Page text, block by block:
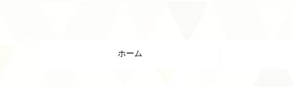
ホーム